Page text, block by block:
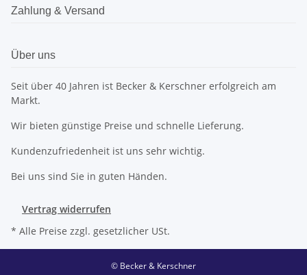
Zahlung & Versand
Über uns
Seit über 40 Jahren ist Becker & Kerschner erfolgreich am
Markt.
Wir bieten günstige Preise und schnelle Lieferung.
Kundenzufriedenheit ist uns sehr wichtig.
Bei uns sind Sie in guten Händen.
Vertrag widerrufen
* Alle Preise zzgl. gesetzlicher USt.
© Becker & Kerschner